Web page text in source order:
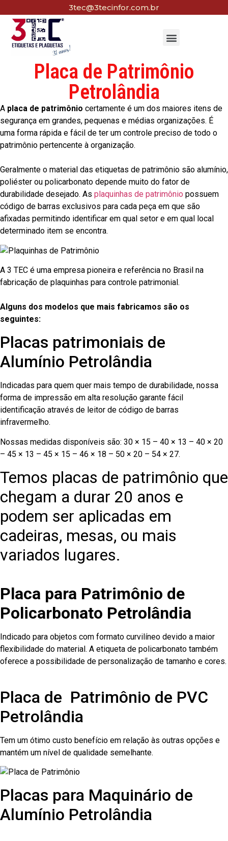
3tec@3tecinfor.com.br
Placa de Patrimônio
Petrolândia
A placa de patrimônio certamente é um dos maiores itens de
segurança em grandes, pequenas e médias organizações. É
uma forma rápida e fácil de ter um controle preciso de todo o
patrimônio pertencente à organização.
Geralmente o material das etiquetas de patrimônio são alumínio,
poliéster ou policarbonato depende muito do fator de
durabilidade desejado. As plaquinhas de patrimônio possuem
código de barras exclusivos para cada peça em que são
afixadas permitindo identificar em qual setor e em qual local
determinado item se encontra.
A 3 TEC é uma empresa pioneira e referência no Brasil na
fabricação de plaquinhas para controle patrimonial.
Alguns dos modelos que mais fabricamos são os
seguintes:
Placas patrimoniais de
Alumínio Petrolândia
Indicadas para quem quer mais tempo de durabilidade, nossa
forma de impressão em alta resolução garante fácil
identificação através de leitor de código de barras
infravermelho.
Nossas medidas disponíveis são: 30 × 15 – 40 × 13 – 40 × 20
– 45 × 13 – 45 × 15 – 46 × 18 – 50 × 20 – 54 × 27.
Temos placas de patrimônio que
chegam a durar 20 anos e
podem ser aplicadas em
cadeiras, mesas, ou mais
variados lugares.
Placa para Patrimônio de
Policarbonato Petrolândia
Indicado para objetos com formato curvilíneo devido a maior
flexibilidade do material. A etiqueta de policarbonato também
oferece a possibilidade de personalização de tamanho e cores.
Placa de Patrimônio de PVC
Petrolândia
Tem um ótimo custo benefício em relação às outras opções e
mantém um nível de qualidade semelhante.
Placas para Maquinário de
Alumínio Petrolândia